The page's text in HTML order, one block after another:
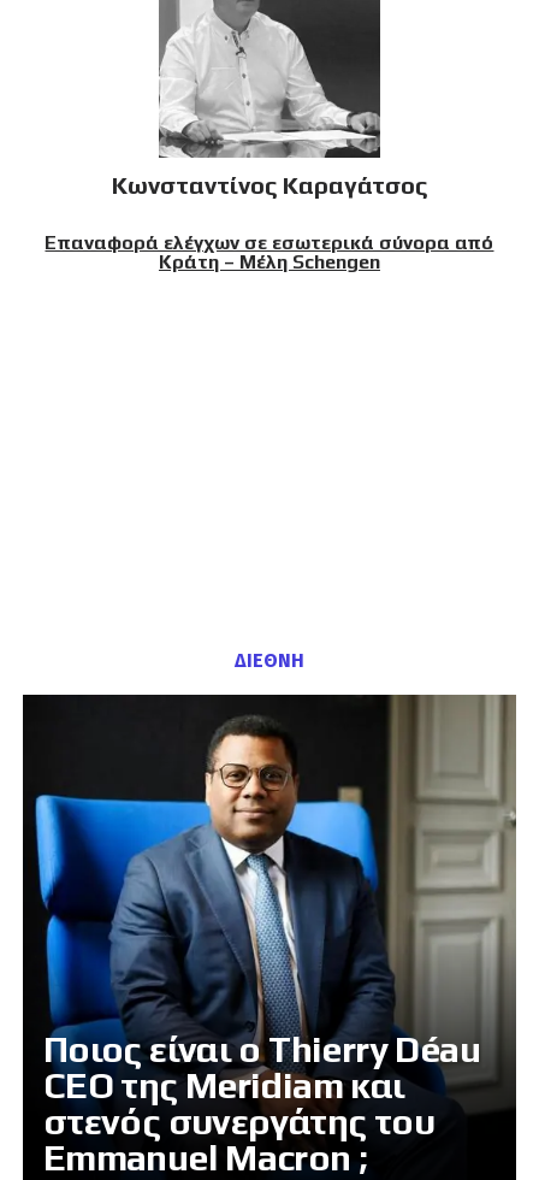
Κωνσταντίνος Καραγάτσος
Επαναφορά ελέγχων σε εσωτερικά σύνορα από
Κράτη – Μέλη Schengen
ΔΙΕΘΝΗ
Ποιος είναι ο Thierry Déau
CEO της Meridiam και
στενός συνεργάτης του
Emmanuel Macron ;